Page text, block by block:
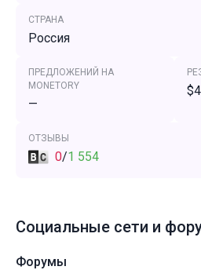
СТРАНА
Россия
ПРЕДЛОЖЕНИЙ НА
MONETORY
—
ОТЗЫВЫ
0/1 554
Социальные сети и
Форумы